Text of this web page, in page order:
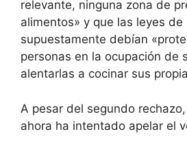
relevante, ninguna zona de
alimentos» y que las leyes de
supuestamente debían
personas en la ocupación de
alentarlas a cocinar sus
A pesar del segundo
ahora ha intentado apelar el